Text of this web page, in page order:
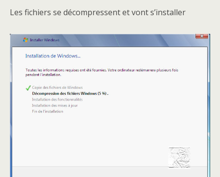
Les fichiers se décompressent et vont s’installer